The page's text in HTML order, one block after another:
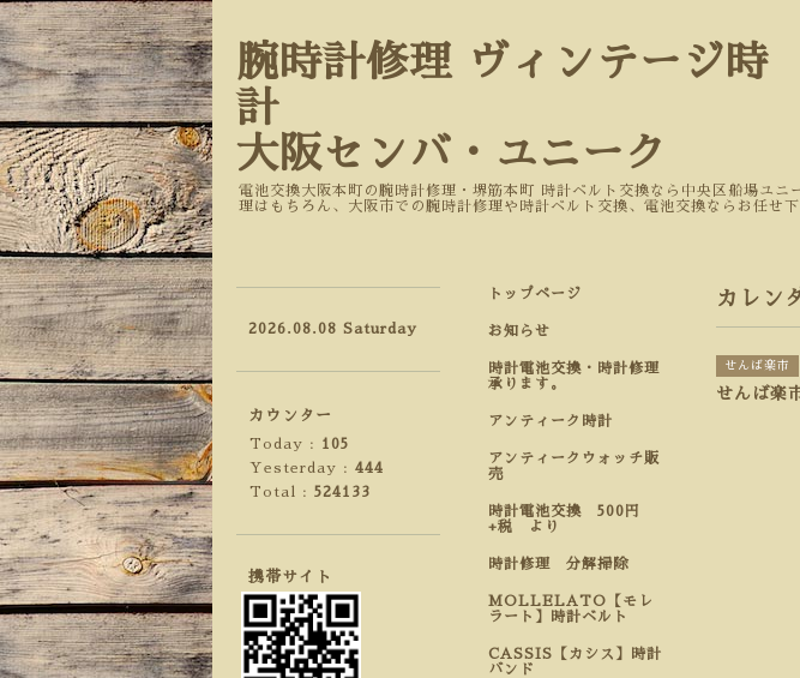
腕時計修理 ヴィンテージ時
計
大阪センバ・ユニーク
電池交換大阪本町の腕時計修理・堺筋本町 時計ベルト交換なら中央区船場ユ
理はもちろん、大阪市での腕時計修理や時計ベルト交換、電池交換ならお任せ
カレン
せんば楽市
せんば楽
トップページ
お知らせ
時計電池交換・時計修理
承ります。
アンティーク時計
アンティークウォッチ販
売
時計電池交換 500円
+税 より
時計修理 分解掃除
MOLLELATO【モレ
ラート】時計ベルト
CASSIS【カシス】時計
バンド
2026.08.08 Saturday
カウンター
Today : 105
Yesterday : 444
Total : 524133
携帯サイト